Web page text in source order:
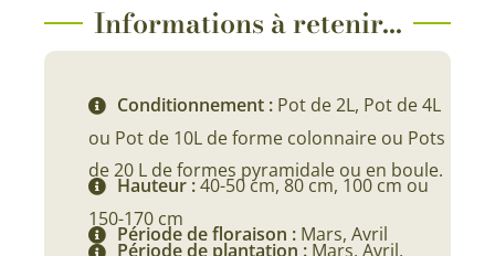
Informations à retenir...
Conditionnement : Pot de 2L, Pot de 4L
ou Pot de 10L de forme colonnaire ou Pots
de 20 L de formes pyramidale ou en boule.
Hauteur :40-50 cm, 80 cm, 100 cm ou
150-170 cm
Période de floraison : Mars, Avril
Période de plantation : Mars, Avril,